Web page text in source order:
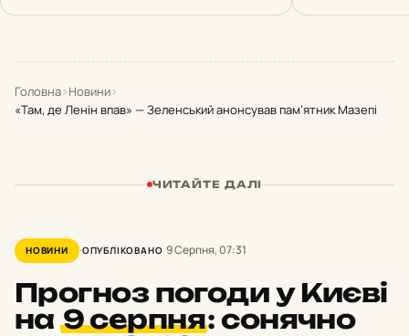
Головна›Новини›
«Там, де Ленін впав» — Зеленський анонсував пам’ятник Мазепі
ЧИТАЙТЕ ДАЛІ
НОВИНИ ОПУБЛІКОВАНО 9 Серпня, 07:31
Прогноз погоди у Києві
на9 серпня: сонячно